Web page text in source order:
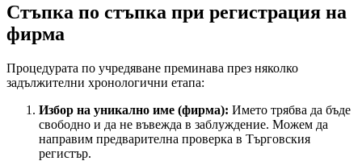
Стъпка по стъпка при регистрация на
фирма
Процедурата по учредяване преминава през няколко
задължителни хронологични етапа:
Избор на уникално име (фирма): Името трябва да бъде
свободно и да не въвежда в заблуждение. Можем да
направим предварителна проверка в Търговския
регистър.